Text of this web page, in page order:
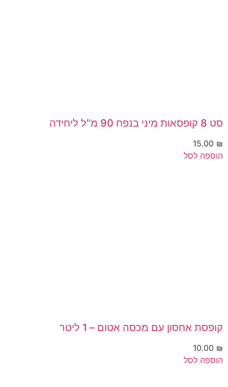
סט 8 קופסאות מיני בנפח 90 מ"ל ליחידה
15.00 ₪
הוספה לסל
קופסת אחסון עם מכסה אטום – 1 ליטר
10.00 ₪
הוספה לסל